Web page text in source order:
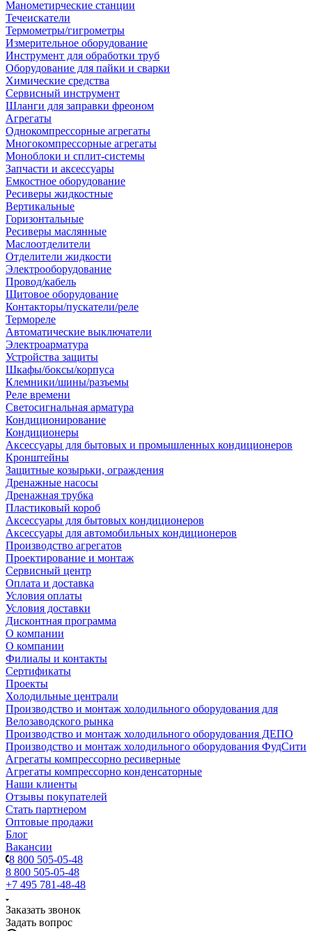
Манометирческие станции
Течеискатели
Термометры/гигрометры
Измерительное оборудование
Инструмент для обработки труб
Оборудование для пайки и сварки
Химические средства
Сервисный инструмент
Шланги для заправки фреоном
Агрегаты
Однокомпрессорные агрегаты
Многокомпрессорные агрегаты
Моноблоки и сплит-системы
Запчасти и аксессуары
Емкостное оборудование
Ресиверы жидкостные
Вертикальные
Горизонтальные
Ресиверы маслянные
Маслоотделители
Отделители жидкости
Электрооборудование
Провод/кабель
Щитовое оборудование
Контакторы/пускатели/реле
Термореле
Автоматические выключатели
Электроарматура
Устройства защиты
Шкафы/боксы/корпуса
Клемники/шины/разъемы
Реле времени
Светосигнальная арматура
Кондиционирование
Кондиционеры
Аксессуары для бытовых и промышленных кондиционеров
Кронштейны
Защитные козырьки, ограждения
Дренажные насосы
Дренажная трубка
Пластиковый короб
Аксессуары для бытовых кондиционеров
Аксессуары для автомобильных кондиционеров
Производство агрегатов
Проектирование и монтаж
Сервисный центр
Оплата и доставка
Условия оплаты
Условия доставки
Дисконтная программа
О компании
О компании
Филиалы и контакты
Сертификаты
Проекты
Холодильные централи
Производство и монтаж холодильного оборудования для
Велозаводского рынка
Производство и монтаж холодильного оборудования ДЕПО
Производство и монтаж холодильного оборудования ФудСити
Агрегаты компрессорно ресиверные
Агрегаты компрессорно конденсаторные
Наши клиенты
Отзывы покупателей
Стать партнером
Оптовые продажи
Блог
Вакансии
8 800 505-05-48
8 800 505-05-48
+7 495 781-48-48
Заказать звонок
Задать вопрос